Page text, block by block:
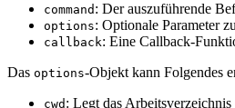
command : Der auszuführende
options: Optionale Parameter
callback: Eine Callback-
Das options-Objekt kann Folgendes
cwd : Legt das Arbeitsverzeichnis